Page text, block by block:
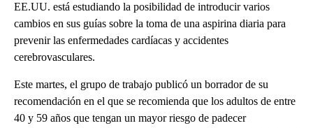
EE.UU. está estudiando la posibilidad de introducir varios
cambios en sus guías sobre la toma de una aspirina diaria para
prevenir las enfermedades cardíacas y accidentes
cerebrovasculares.
Este martes, el grupo de trabajo publicó un borrador de su
recomendación en el que se recomienda que los adultos de entre
40 y 59 años que tengan un mayor riesgo de padecer